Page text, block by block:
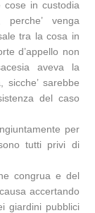
cose in custodia
venga
tra la cosa in
d’appello non
aveva la
sicche’ sarebbe
del caso
per
tutti privi di
congrua e del
accertando
giardini pubblici